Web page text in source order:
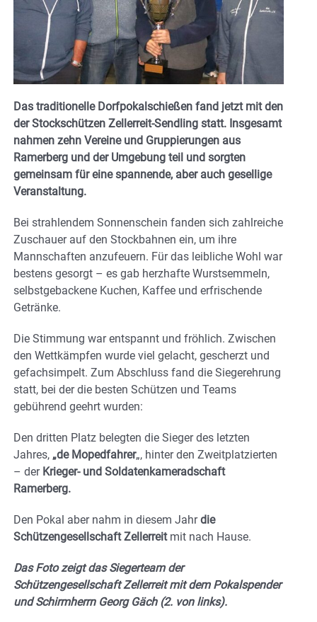
Das traditionelle Dorfpokalschießen fand jetzt mit den
der Stockschützen Zellerreit-Sendling statt. Insgesamt
nahmen zehn Vereine und Gruppierungen aus
Ramerberg und der Umgebung teil und sorgten
gemeinsam für eine spannende, aber auch gesellige
Veranstaltung.
Bei strahlendem Sonnenschein fanden sich zahlreiche
Zuschauer auf den Stockbahnen ein, um ihre
Mannschaften anzufeuern. Für das leibliche Wohl war
bestens gesorgt – es gab herzhafte Wurstsemmeln,
selbstgebackene Kuchen, Kaffee und erfrischende
Getränke.
Die Stimmung war entspannt und fröhlich. Zwischen
den Wettkämpfen wurde viel gelacht, gescherzt und
gefachsimpelt. Zum Abschluss fand die Siegerehrung
statt, bei der die besten Schützen und Teams
gebührend geehrt wurden:
Den dritten Platz belegten die Sieger des letzten
Jahres, „de Mopedfahrer„, hinter den Zweitplatzierten
– der Krieger- und Soldatenkameradschaft
Ramerberg.
Den Pokal aber nahm in diesem Jahrdie
Schützengesellschaft Zellerreitmit nach Hause.
Das Foto zeigt das Siegerteam der
Schützengesellschaft Zellerreit mit dem Pokalspender
und Schirmherrn Georg Gäch (2. von links).